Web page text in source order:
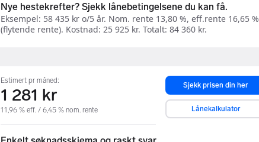
Nye hestekrefter? Sjekk lånebetingelsene du kan få.
Eksempel: 58 435 kr o/5 år. Nom. rente 13,80 %, eff.rente 16,65 %
(flytende rente). Kostnad: 25 925 kr. Totalt: 84 360 kr.
Estimert pr måned:
1 281 kr
11,96 % eff. / 6,45 % nom. rente
Sjekk prisen din her
Lånekalkulator